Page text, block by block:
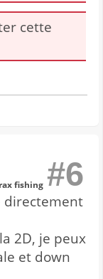
cette
#6
fishing
directement
2D, je peux
et down